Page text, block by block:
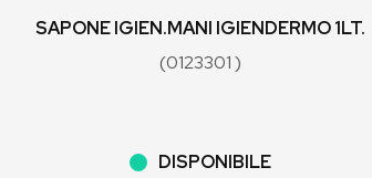
SAPONE IGIEN.MANI IGIENDERMO 1LT.
(0123301 )
DISPONIBILE